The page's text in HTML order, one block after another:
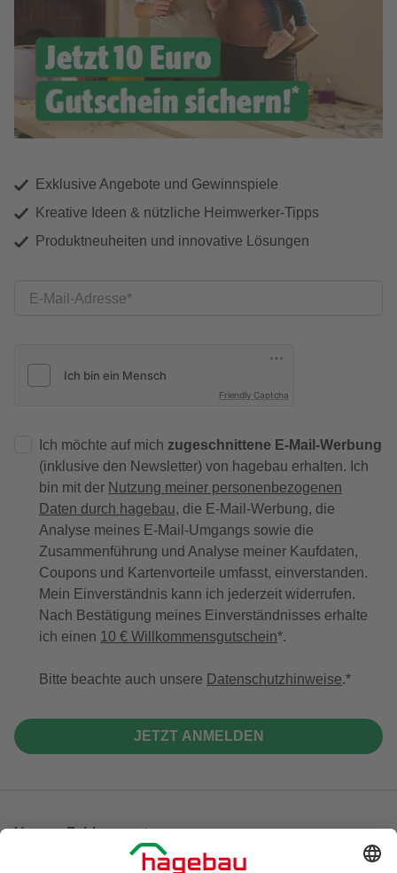
Exklusive Angebote und Gewinnspiele
Kreative Ideen & nützliche Heimwerker-Tipps
Produktneuheiten und innovative Lösungen
E-Mail-Adresse
Friendly Captcha
Ich möchte auf mich zugeschnittene E-Mail-Werbung
(inklusive den Newsletter) von hagebau erhalten. Ich
bin mit der Nutzung meiner personenbezogenen
Daten durch hagebau, die E-Mail-Werbung, die
Analyse meines E-Mail-Umgangs sowie die
Zusammenführung und Analyse meiner Kaufdaten,
Coupons und Kartenvorteile umfasst, einverstanden.
Mein Einverständnis kann ich jederzeit widerrufen.
Nach Bestätigung meines Einverständnisses erhalte
ich einen 10 € Willkommensgutschein*.
Bitte beachte auch unsere Datenschutzhinweise.
JETZT ANMELDEN
Unsere Zahlungsarten